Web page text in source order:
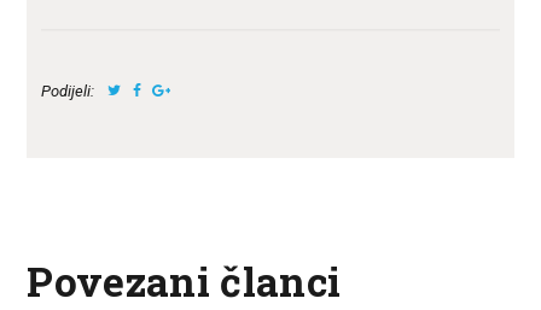
Podijeli:
Povezani članci